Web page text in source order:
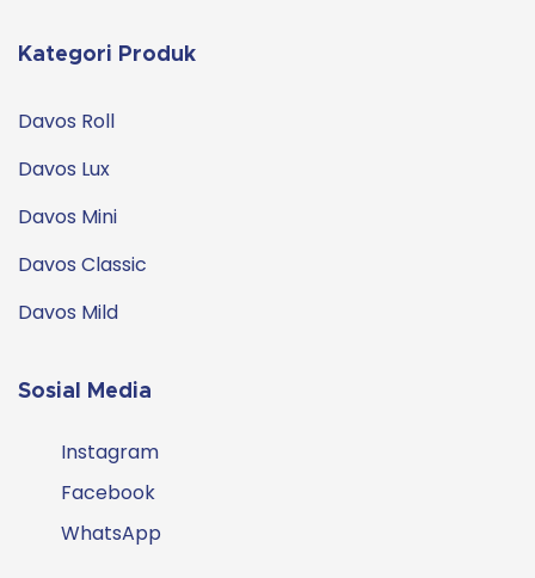
Kategori Produk
Davos Roll
Davos Lux
Davos Mini
Davos Classic
Davos Mild
Sosial Media
Instagram
Facebook
WhatsApp